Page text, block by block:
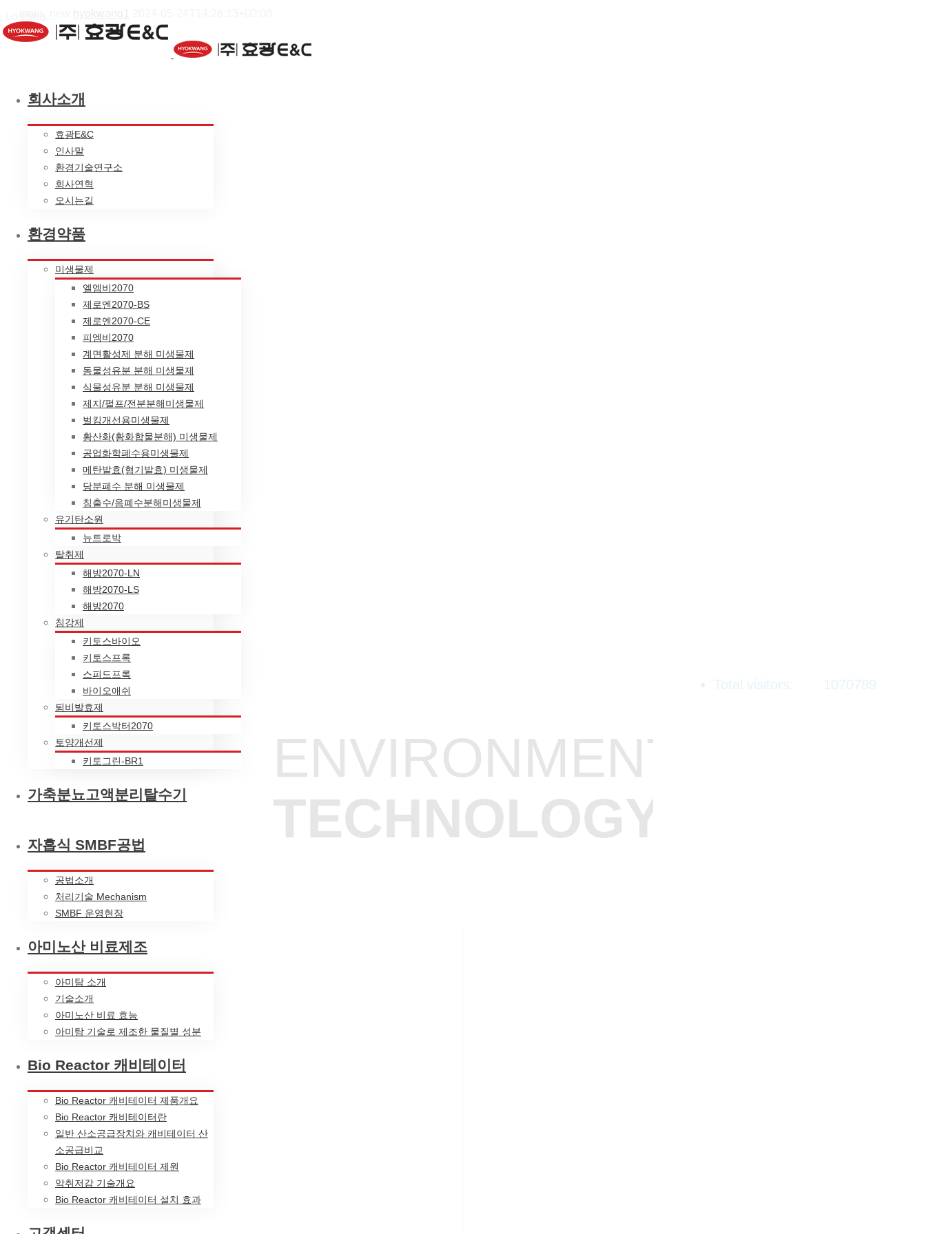
회사소개
효광E&C
인사말
환경기술연구소
회사연혁
오시는길
환경약품
미생물제
엘엠비2070
제로엔2070-BS
제로엔2070-CE
피엠비2070
계면활성제 분해 미생물제
동물성유분 분해 미생물제
식물성유분 분해 미생물제
제지/펄프/전분분해미생물제
벌킹개선용미생물제
황산화(황화합물분해) 미생물제
공업화학폐수용미생물제
메탄발효(혐기발효) 미생물제
당분폐수 분해 미생물제
침출수/음폐수분해미생물제
유기탄소원
뉴트로박
탈취제
해방2070-LN
해방2070-LS
해방2070
침강제
키토스바이오
키토스프록
스피드프록
바이오애쉬
퇴비발효제
키토스박터2070
토양개선제
키토그린-BR1
가축분뇨고액분리탈수기
자흡식 SMBF공법
공법소개
처리기술 Mechanism
SMBF 운영현장
아미노산 비료제조
아미탐 소개
기술소개
아미노산 비료 효능
아미탐 기술로 제조한 물질별 성분
Bio Reactor 캐비테이터
Bio Reactor 캐비테이터 제품개요
Bio Reactor 캐비테이터란
일반 산소공급장치와 캐비테이터 산
소공급비교
Bio Reactor 캐비테이터 제원
악취저감 기술개요
Bio Reactor 캐비테이터 설치 효과
Today visitors:
ENVIRONMENT
TECHNOLOGY
1070789
Total visitors: